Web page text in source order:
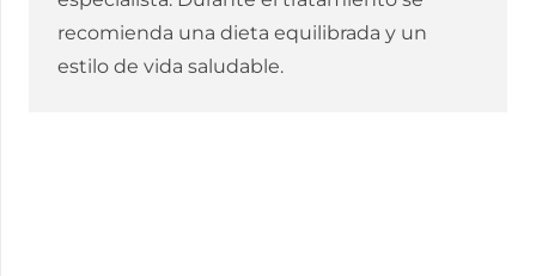
recomienda una dieta equilibrada y un
estilo de vida saludable.